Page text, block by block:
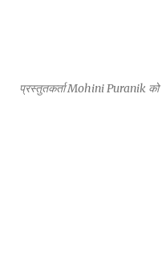
प्रस्तुतकर्ताMohini Puranik को